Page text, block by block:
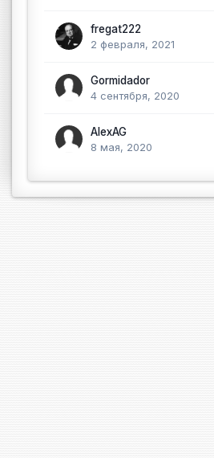
fregat222
2 февраля, 2021
Gormidador
4 сентября, 2020
AlexAG
8 мая, 2020